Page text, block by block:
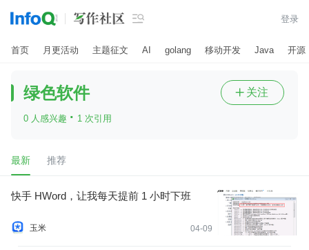
 登录
首页 月更活动 主题征文 AI golang 移动开发 Java 开源
绿色软件
0 人感兴趣 · 1 次引用
 关注
最新 推荐
快手 HWord，让我每天提前 1 小时下班
玉米 04-09